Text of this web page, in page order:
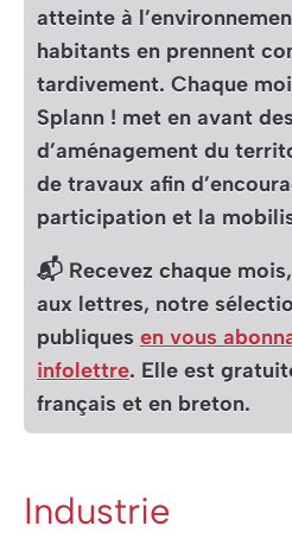
atteinte à
habitants en prennent
tardivement. Chaque
Splann ! met en avant
d’aménagement du
de travaux afin
participation et la
📬 Recevez chaque
aux lettres, notre
publiques en vous
infolettre. Elle est
français et en breton.
Industrie